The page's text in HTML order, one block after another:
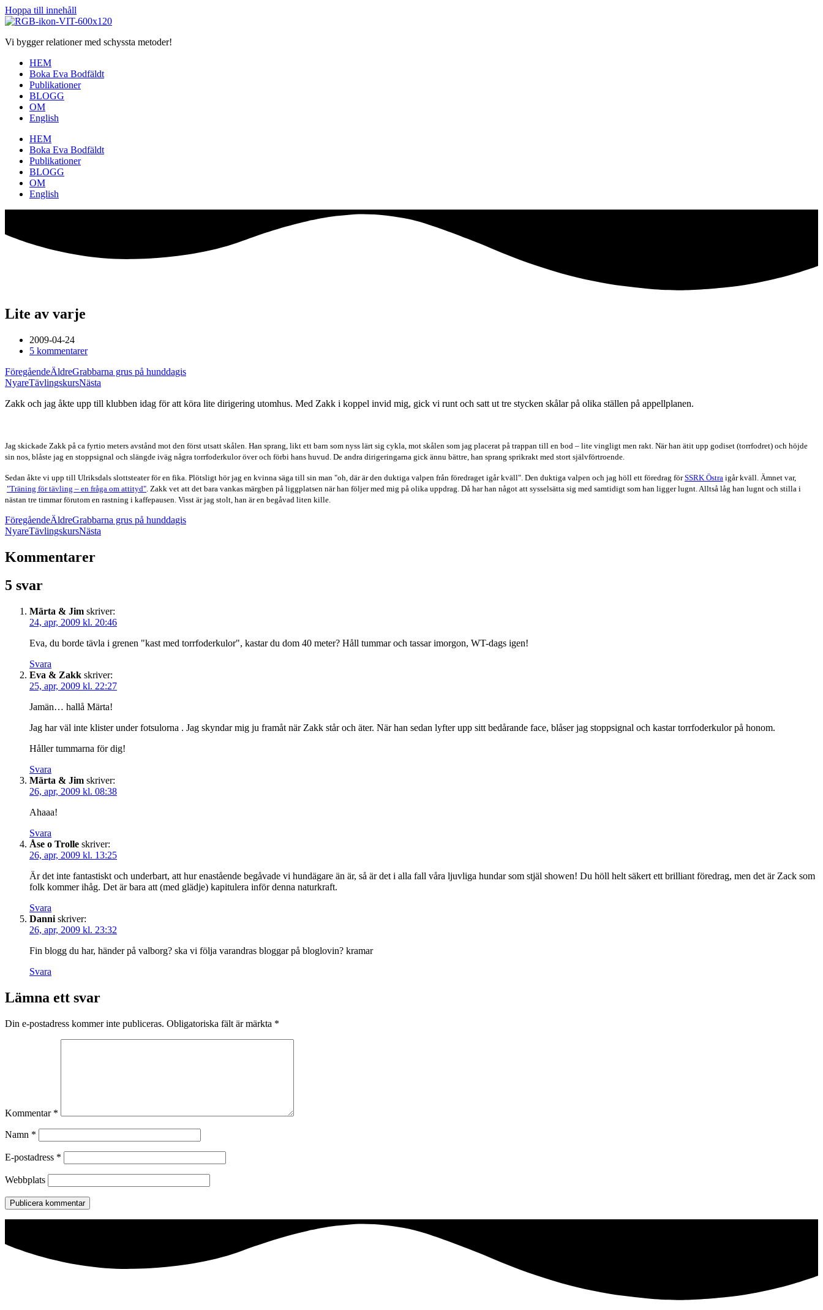
Hoppa till innehåll
Vi bygger relationer med schyssta metoder!
HEM
Boka Eva Bodfäldt
Publikationer
BLOGG
OM
English
HEM
Boka Eva Bodfäldt
Publikationer
BLOGG
OM
English
Lite av varje
2009-04-24
5 kommentarer
FöregåendeÄldreGrabbarna grus på hunddagis
NyareTävlingskursNästa
Zakk och jag åkte upp till klubben idag för att köra lite dirigering utomhus. Med Zakk i koppel invid mig, gick vi runt och satt ut tre stycken skålar på olika ställen på appellplanen.
Jag skickade Zakk på ca fyrtio meters avstånd mot den först utsatt skålen. Han sprang, likt ett barn som nyss lärt sig cykla, mot skålen som jag placerat på trappan till en bod – lite vingligt men rakt. När han ätit upp godiset (torrfodret) och höjde
sin nos, blåste jag en stoppsignal och slängde iväg några torrfoderkulor över och förbi hans huvud. De andra dirigeringarna gick ännu bättre, han sprang sprikrakt med stort självförtroende.
Sedan åkte vi upp till Ulriksdals slottsteater för en fika. Plötsligt hör jag en kvinna säga till sin man "oh, där är den duktiga valpen från föredraget igår kväll". Den duktiga valpen och jag höll ett föredrag förSSRK Östra igår kväll. Ämnet var,
"Träning för tävling – en fråga om attityd" . Zakk vet att det bara vankas märgben på liggplatsen när han följer med mig på olika uppdrag. Då har han något att sysselsätta sig med samtidigt som han ligger lugnt. Alltså låg han lugnt och stilla i
nästan tre timmar förutom en rastning i kaffepausen. Visst är jag stolt, han är en begåvad liten kille.
FöregåendeÄldreGrabbarna grus på hunddagis
NyareTävlingskursNästa
Kommentarer
5 svar
Märta & Jim skriver:
24, apr, 2009 kl. 20:46
Eva, du borde tävla i grenen "kast med torrfoderkulor", kastar du dom 40 meter? Håll tummar och tassar imorgon, WT-dags igen!
Svara
Eva & Zakk skriver:
25, apr, 2009 kl. 22:27
Jamän… hallå Märta!
Jag har väl inte klister under fotsulorna . Jag skyndar mig ju framåt när Zakk står och äter. När han sedan lyfter upp sitt bedårande face, blåser jag stoppsignal och kastar torrfoderkulor på honom.
Håller tummarna för dig!
Svara
Märta & Jim skriver:
26, apr, 2009 kl. 08:38
Ahaaa!
Svara
Åse o Trolle skriver:
26, apr, 2009 kl. 13:25
Är det inte fantastiskt och underbart, att hur enastående begåvade vi hundägare än är, så är det i alla fall våra ljuvliga hundar som stjäl showen! Du höll helt säkert ett brilliant föredrag, men det är Zack som
folk kommer ihåg. Det är bara att (med glädje) kapitulera inför denna naturkraft.
Svara
Danni skriver:
26, apr, 2009 kl. 23:32
Fin blogg du har, händer på valborg? ska vi följa varandras bloggar på bloglovin? kramar
Svara
Lämna ett svar
Din e-postadress kommer inte publiceras. Obligatoriska fält är märkta *
Kommentar *
Namn *
E-postadress *
Webbplats